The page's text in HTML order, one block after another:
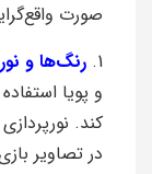
صورت
1. رنگ‌ها و
و پویا
کند.
در تصاویر